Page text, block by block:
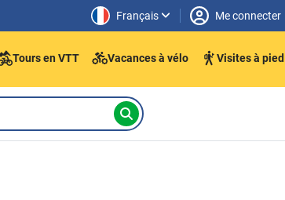
Français Me connecter
Tours en VTT Vacances à vélo Visites à pied